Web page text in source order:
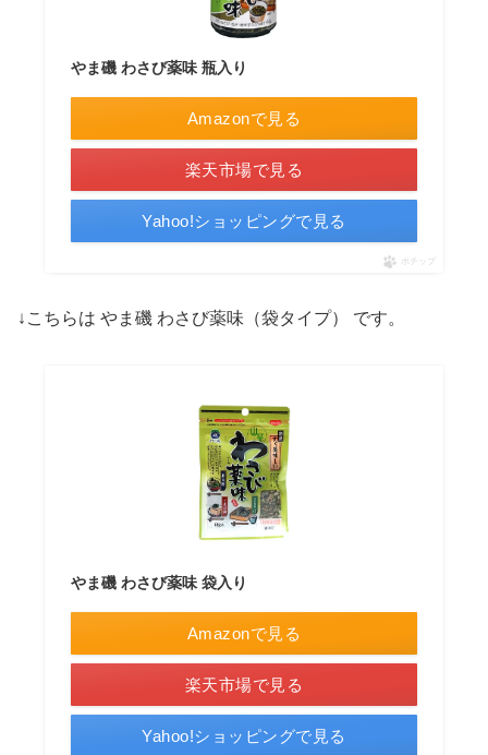
やま磯 わさび薬味 瓶入り
Amazonで見る
楽天市場で見る
Yahoo!ショッピングで見る
ポチップ
↓こちらは やま磯 わさび薬味（袋タイプ） です。
やま磯 わさび薬味 袋入り
Amazonで見る
楽天市場で見る
Yahoo!ショッピングで見る